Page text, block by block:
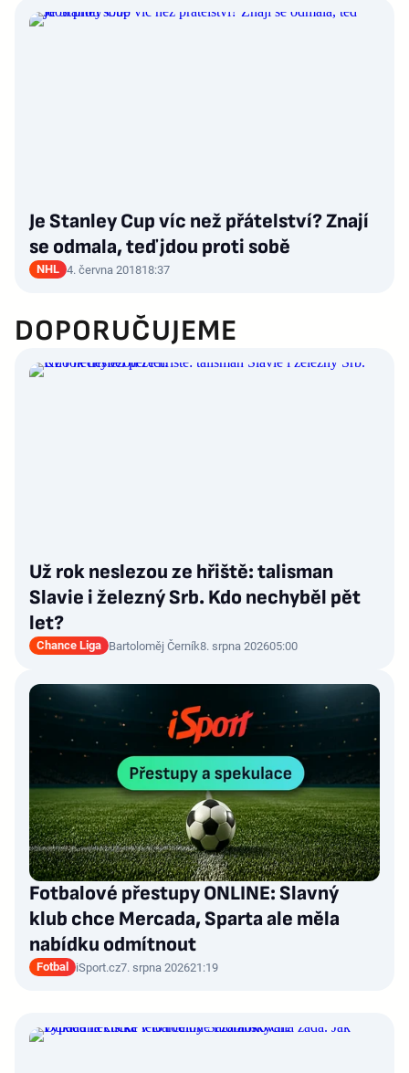
Je Stanley Cup víc než přátelství? Znají
se odmala, teď jdou proti sobě
NHL 4. června 201818:37
DOPORUČUJEME
Už rok neslezou ze hřiště: talisman
Slavie i železný Srb. Kdo nechyběl pět
let?
Chance Liga Bartoloměj Černík8. srpna 202605:00
Fotbalové přestupy ONLINE: Slavný
klub chce Mercada, Sparta ale měla
nabídku odmítnout
Fotbal iSport.cz7. srpna 202621:19